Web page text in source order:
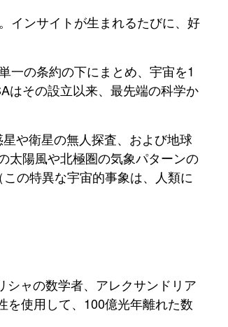
インサイトが生まれるたびに、好
一の条約の下にまとめ、宇宙を1
はその設立以来、最先端の科学か
や衛星の無人探査、および地球
太陽風や北極圏の気象パターンの
の特異な宇宙的事象は、人類に
ャの数学者、アレクサンドリア
を使用して、100億光年離れた数